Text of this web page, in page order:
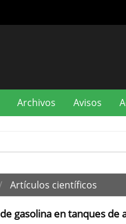
Archivos Avisos
Artículos científicos
gasolina en tanques